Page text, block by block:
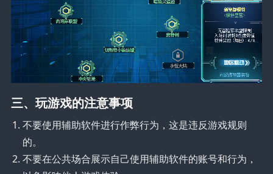
三、玩游戏的注意事项
不要使用辅助软件进行作弊行为，这是违反游戏规则
的。
不要在公共场合展示自己使用辅助软件的账号和行为，